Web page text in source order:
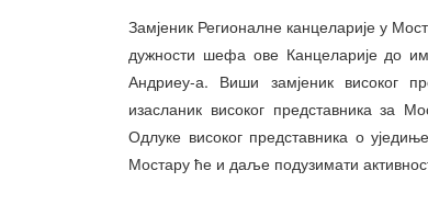
Замјеник Регионалне канцеларије у
дужности шефа ове Канцеларије до
Андриеу-а. Виши замјеник високог
изасланик високог представника за
Одлуке високог представника о
Мостару ће и даље подузимати